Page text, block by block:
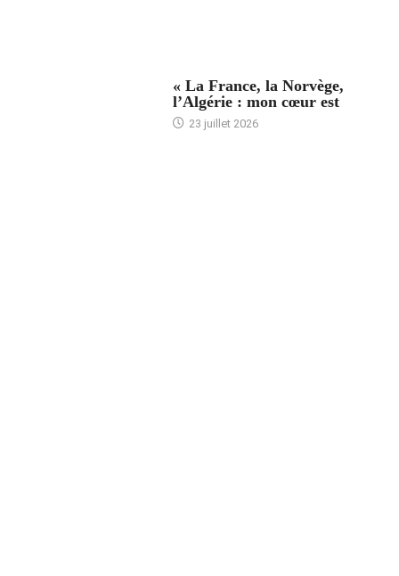
« La France, la Norvège,
l’Algérie : mon cœur est
23 juillet 2026